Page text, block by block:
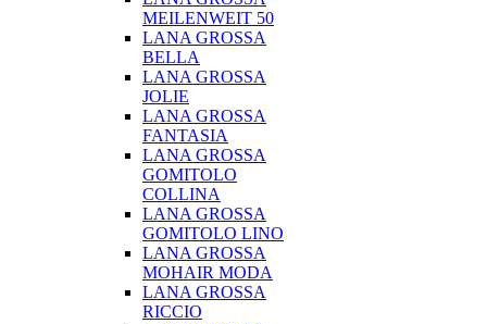
MEILENWEIT 50
LANA GROSSA
BELLA
LANA GROSSA
JOLIE
LANA GROSSA
FANTASIA
LANA GROSSA
GOMITOLO
COLLINA
LANA GROSSA
GOMITOLO LINO
LANA GROSSA
MOHAIR MODA
LANA GROSSA
RICCIO